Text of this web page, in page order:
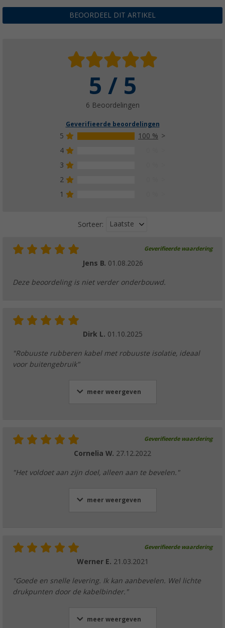
BEOORDEEL DIT ARTIKEL
5 / 5
6 Beoordelingen
Geverifieerde beoordelingen
5
100 %
4
3
2
1
Sorteer: Laatste
Geverifieerde waardering
Jens B. 01.08.2026
Deze beoordeling is niet verder onderbouwd.
Dirk L. 01.10.2025
"Robuuste rubberen kabel met robuuste isolatie, ideaal
voor buitengebruik"
meer weergeven
Geverifieerde waardering
Cornelia W. 27.12.2022
"Het voldoet aan zijn doel, alleen aan te bevelen."
meer weergeven
Geverifieerde waardering
Werner E. 21.03.2021
"Goede en snelle levering. Ik kan aanbevelen. Wel lichte
drukpunten door de kabelbinder."
meer weergeven